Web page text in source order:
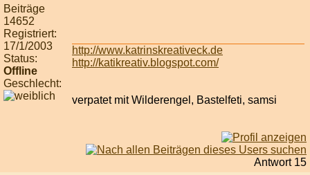
Beiträge
14652
Registriert:
17/1/2003
Status:
Offline
Geschlecht:
http://www.katrinskreativeck.de
http://katikreativ.blogspot.com/
verpatet mit Wilderengel, Bastelfeti, samsi
Antwort 15